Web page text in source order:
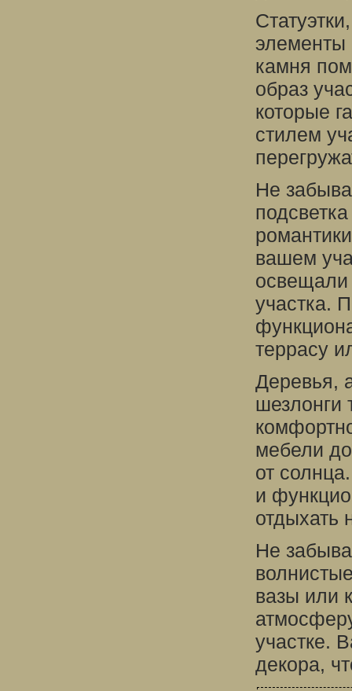
элементы
камня
образ
которые
стилем
Не
вашем
освещали
участка.
террасу
Деревья,
шезлонги
мебели
от
и
отдыхать
Не
вазы или
участке.
декора,